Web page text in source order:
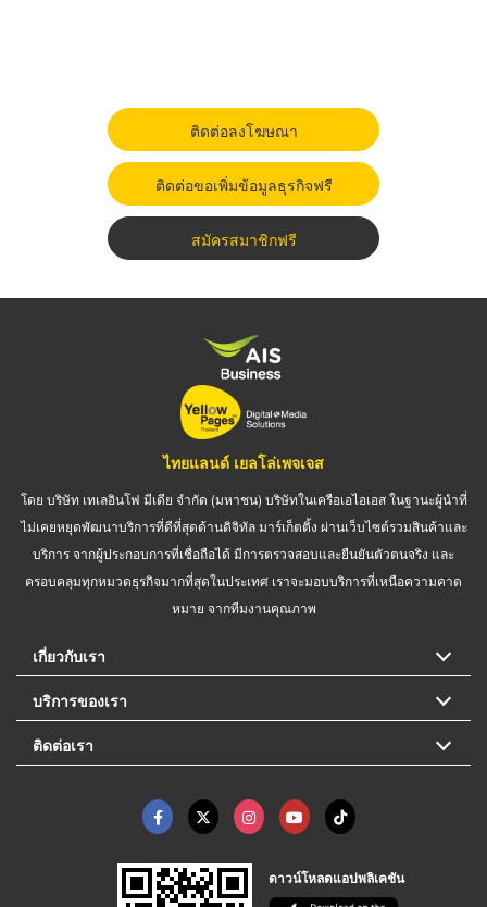
ติดต่อลงโฆษณา
ติดต่อขอเพิ่มข้อมูลธุรกิจฟรี
สมัครสมาชิกฟรี
ไทยแลนด์ เยลโล่เพจเจส
โดย บริษัท เทเลอินโฟ มีเดีย จำกัด (มหาชน) บริษัทในเครือเอไอเอส ในฐานะผู้นำที่
ไม่เคยหยุดพัฒนาบริการที่ดีที่สุดด้านดิจิทัล มาร์เก็ตติ้ง ผ่านเว็บไซต์รวมสินค้าและ
บริการ จากผู้ประกอบการที่เชื่อถือได้ มีการตรวจสอบและยืนยันตัวตนจริง และ
ครอบคลุมทุกหมวดธุรกิจมากที่สุดในประเทศ เราจะมอบบริการที่เหนือความคาด
หมาย จากทีมงานคุณภาพ
เกี่ยวกับเรา
บริการของเรา
ติดต่อเรา
ดาวน์โหลดแอปพลิเคชัน